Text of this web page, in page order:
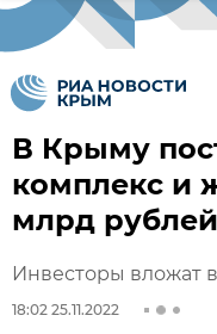
В Крыму
комплекс и
млрд рублей
Инвесторы вложат
18:02 25.11.2022